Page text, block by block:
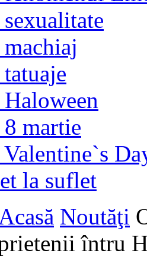
martie
Valentine`s
la suflet
Noutăţi
întru